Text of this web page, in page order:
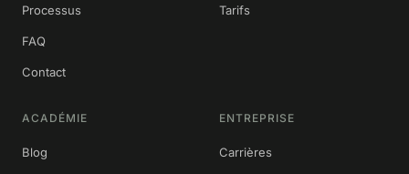
Processus
FAQ
Contact
Tarifs
ACADÉMIE
Blog
ENTREPRISE
Carrières